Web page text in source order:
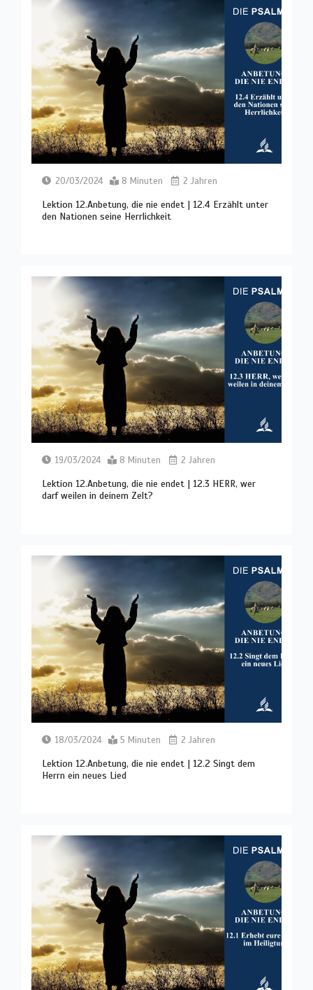
20/03/2024 8 Minuten 2 Jahren
Lektion 12.Anbetung, die nie endet | 12.4 Erzählt unter
den Nationen seine Herrlichkeit
19/03/2024 8 Minuten 2 Jahren
Lektion 12.Anbetung, die nie endet | 12.3 HERR, wer
darf weilen in deinem Zelt?
18/03/2024 5 Minuten 2 Jahren
Lektion 12.Anbetung, die nie endet | 12.2 Singt dem
Herrn ein neues Lied